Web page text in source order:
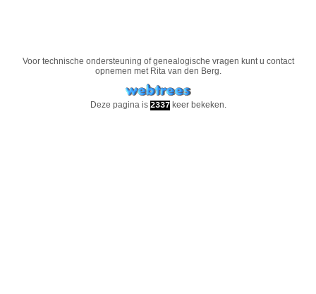
Voor technische ondersteuning of genealogische vragen kunt u contact
opnemen met Rita van den Berg.
Deze pagina is 2337keer bekeken.